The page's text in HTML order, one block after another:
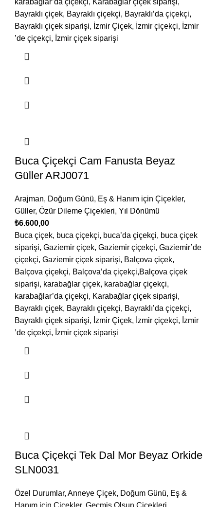
karabağlar’da çiçekçi, Karabağlar çiçek siparişi,
Bayraklı çiçek, Bayraklı çiçekçi, Bayraklı’da çiçekçi,
Bayraklı çiçek siparişi, İzmir Çiçek, İzmir çiçekçi, İzmir
’de çiçekçi, İzmir çiçek siparişi
Buca Çiçekçi Cam Fanusta Beyaz
Güller ARJ0071
Arajman, Doğum Günü, Eş & Hanım için Çiçekler,
Güller, Özür Dileme Çiçekleri, Yıl Dönümü
₺6.600,00
Buca çiçek, buca çiçekçi, buca’da çiçekçi, buca çiçek
siparişi, Gaziemir çiçek, Gaziemir çiçekçi, Gaziemir’de
çiçekçi, Gaziemir çiçek siparişi, Balçova çiçek,
Balçova çiçekçi, Balçova’da çiçekçi,Balçova çiçek
siparişi, karabağlar çiçek, karabağlar çiçekçi,
karabağlar’da çiçekçi, Karabağlar çiçek siparişi,
Bayraklı çiçek, Bayraklı çiçekçi, Bayraklı’da çiçekçi,
Bayraklı çiçek siparişi, İzmir Çiçek, İzmir çiçekçi, İzmir
’de çiçekçi, İzmir çiçek siparişi
Buca Çiçekçi Tek Dal Mor Beyaz Orkide
SLN0031
Özel Durumlar, Anneye Çiçek, Doğum Günü, Eş &